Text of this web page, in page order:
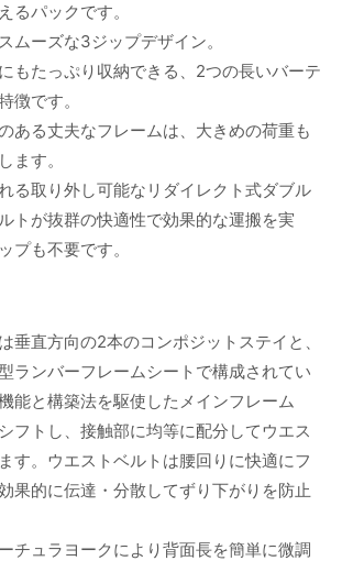
るパックです。
ムーズな3ジップデザイン。
もたっぷり収納できる、2つの長いバーテ
徴です。
ある丈夫なフレームは、大きめの荷重も
ます。
る取り外し可能なリダイレクト式ダブル
トが抜群の快適性で効果的な運搬を実
プも不要です。
垂直方向の2本のコンポジットステイと、
ランバーフレームシートで構成されてい
能と構築法を駆使したメインフレーム
フトし、接触部に均等に配分してウエス
す。ウエストベルトは腰回りに快適にフ
果的に伝達・分散してずり下がりを防止
チュラヨークにより背面長を簡単に微調